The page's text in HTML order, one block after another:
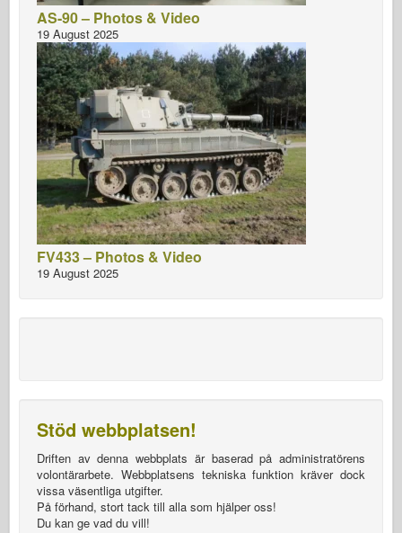
AS-90 – Photos & Video
19 August 2025
FV433 – Photos & Video
19 August 2025
Stöd webbplatsen!
Driften av denna webbplats är baserad på administratörens
volontärarbete. Webbplatsens tekniska funktion kräver dock
vissa väsentliga utgifter.
På förhand, stort tack till alla som hjälper oss!
Du kan ge vad du vill!